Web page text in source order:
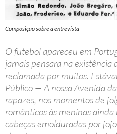
Composição sobre a entrevista
O futebol apareceu em
jamais pensara na existência
reclamada por muitos.
Público — A nossa Avenida
rapazes, nos momentos de
românticos às meninas
cabeças emolduradas por